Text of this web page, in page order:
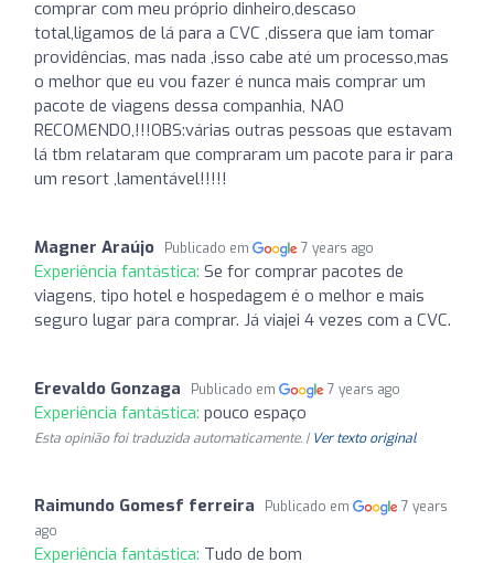
comprar com meu próprio dinheiro,descaso
total,ligamos de lá para a CVC ,dissera que iam tomar
providências, mas nada ,isso cabe até um processo,mas
o melhor que eu vou fazer é nunca mais comprar um
pacote de viagens dessa companhia, NAO
RECOMENDO,!!!OBS:várias outras pessoas que estavam
lá tbm relataram que compraram um pacote para ir para
um resort ,lamentável!!!!!
Magner Araújo Publicado em 7 years ago
Experiência fantástica: Se for comprar pacotes de
viagens, tipo hotel e hospedagem é o melhor e mais
seguro lugar para comprar. Já viajei 4 vezes com a CVC.
Erevaldo Gonzaga Publicado em 7 years ago
Experiência fantástica: pouco espaço
Esta opinião foi traduzida automaticamente. | Ver texto original
Raimundo Gomesf ferreira Publicado em
7 years
ago
Experiência fantástica: Tudo de bom